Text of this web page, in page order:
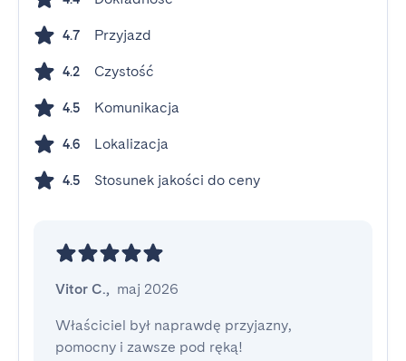
4.7 Przyjazd
4.2 Czystość
4.5 Komunikacja
4.6 Lokalizacja
4.5 Stosunek jakości do ceny
Vitor C., maj 2026
Właściciel był naprawdę przyjazny,
pomocny i zawsze pod ręką!